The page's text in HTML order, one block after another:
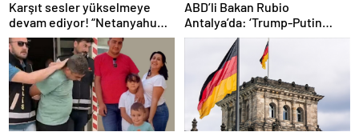
Karşıt sesler yükselmeye
devam ediyor! “Netanyahu
geleceğimizi Gazze’nin
kumlarına gömüyor”
ABD’li Bakan Rubio
Antalya’da: ‘Trump-Putin
görüşmedikçe başaramayız’